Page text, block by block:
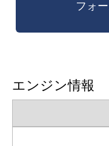
エンジン情報